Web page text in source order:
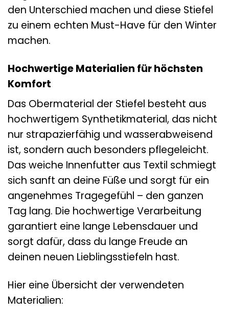
den Unterschied machen und diese Stiefel
zu einem echten Must-Have für den Winter
machen.
Hochwertige Materialien für höchsten
Komfort
Das Obermaterial der Stiefel besteht aus
hochwertigem Synthetikmaterial, das nicht
nur strapazierfähig und wasserabweisend
ist, sondern auch besonders pflegeleicht.
Das weiche Innenfutter aus Textil schmiegt
sich sanft an deine Füße und sorgt für ein
angenehmes Tragegefühl – den ganzen
Tag lang. Die hochwertige Verarbeitung
garantiert eine lange Lebensdauer und
sorgt dafür, dass du lange Freude an
deinen neuen Lieblingsstiefeln hast.
Hier eine Übersicht der verwendeten
Materialien: